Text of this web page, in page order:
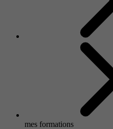
mes formations